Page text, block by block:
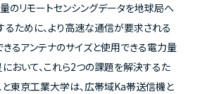
のリモートセンシングデータを地球局へ
るために、より高速な通信が要求される
きるアンテナのサイズと使用できる電力量
おいて、これら2つの課題を解決するた
と東京工業大学は、広帯域Ka帯送信機と